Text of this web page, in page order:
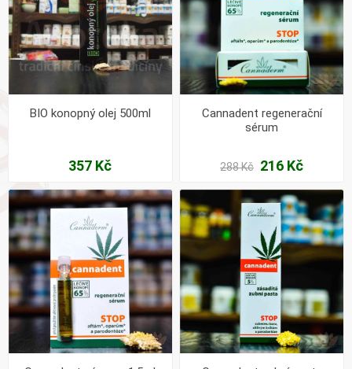
BIO konopný olej 500ml
357 Kč
Cannadent regenerační
sérum
288 Kč 216 Kč